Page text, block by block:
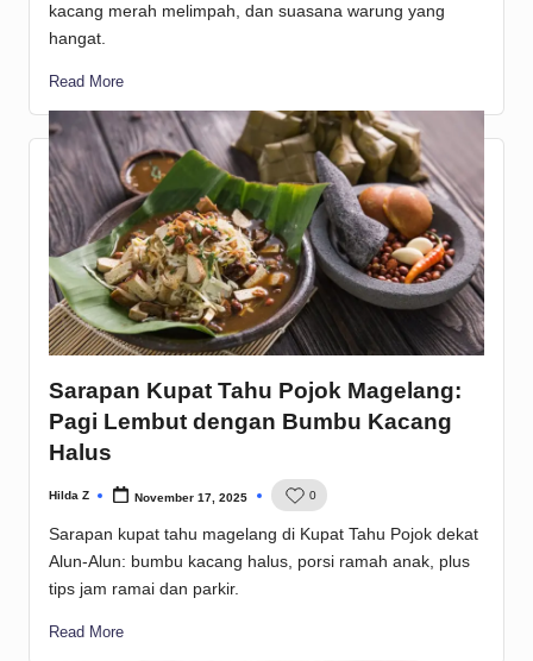
kacang merah melimpah, dan suasana warung yang
hangat.
Read More
Sarapan Kupat Tahu Pojok Magelang:
Pagi Lembut dengan Bumbu Kacang
Halus
Posted
Hilda Z November 17, 2025 0
Sarapan kupat tahu magelang di Kupat Tahu Pojok dekat
Alun-Alun: bumbu kacang halus, porsi ramah anak, plus
tips jam ramai dan parkir.
Read More